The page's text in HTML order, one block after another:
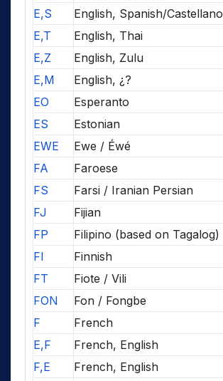
E,S
English, Spanish/Castellano
E,T
English, Thai
E,Z
English, Zulu
E,M
English, ¿?
EO
Esperanto
ES
Estonian
EWE
Ewe / Éwé
FA
Faroese
FS
Farsi / Iranian Persian
FJ
Fijian
FP
Filipino (based on Tagalog)
FI
Finnish
FT
Fiote / Vili
FON
Fon / Fongbe
F
French
E,F
French, English
F,E
French, English